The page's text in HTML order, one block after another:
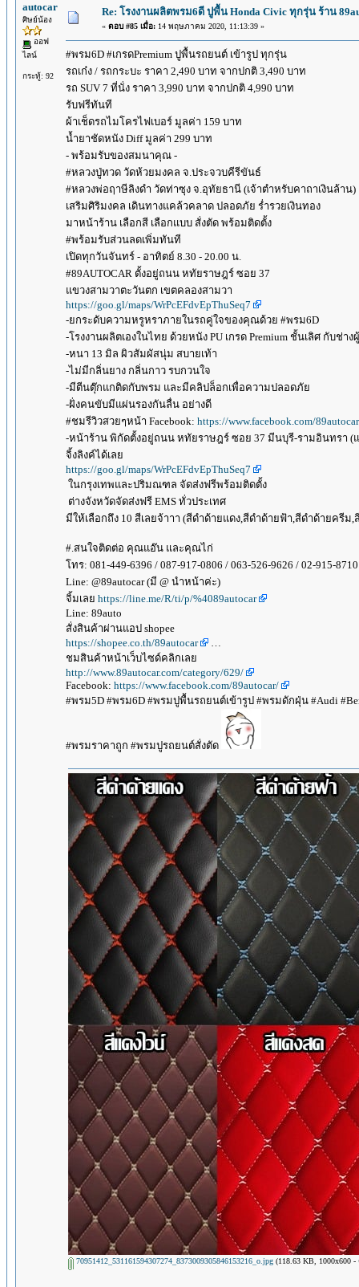
autocar
ศิษย์น้อง
ออฟ
ไลน์
กระทู้: 92
Re: โรงงานผลิตพรม6ดี ปูพื้น Honda Civic ทุกรุ่น ร้าน
« ตอบ #85 เมื่อ: 14 พฤษภาคม 2020, 11:13:39 »
#พรม6D #เกรดPremium ปูพื้นรถยนต์ เข้ารูป ทุกรุ่น
รถเก๋ง / รถกระบะ ราคา 2,490 บาท จากปกติ 3,490 บาท
รถ SUV 7 ที่นั่ง ราคา 3,990 บาท จากปกติ 4,990 บาท
รับฟรีทันที
ผ้าเช็ดรถไมโครไฟเบอร์ มูลค่า 159 บาท
น้ำยาชัดหนัง Diff มูลค่า 299 บาท
- พร้อมรับของสมนาคุณ -
#หลวงปู่ทวด วัดห้วยมงคล จ.ประจวบคีรีขันธ์
#หลวงพ่อฤาษีลิงดำ วัดท่าซุง จ.อุทัยธานี (เจ้าตำหรับคาถาเงินล้าน)
เสริมศิริมงคล เดินทางแคล้วคลาด ปลอดภัย ร่ำรวยเงินทอง
มาหน้าร้าน เลือกสี เลือกแบบ สั่งตัด พร้อมติดตั้ง
#พร้อมรับส่วนลดเพิ่มทันที
เปิดทุกวันจันทร์ - อาทิตย์ 8.30 - 20.00 น.
#89AUTOCAR ตั้งอยู่ถนน หทัยราษฎร์ ซอย 37
แขวงสามวาตะวันตก เขตคลองสามวา
https://goo.gl/maps/WrPcEFdvEpThuSeq7
-ยกระดับความหรูหราภายในรถคู่ใจของคุณด้วย #พรม6D
-โรงงานผลิตเองในไทย ด้วยหนัง PU เกรด Premium ชั้นเลิศ กับช่า
-หนา 13 มิล ผิวสัมผัสนุ่ม สบายเท้า
-ไม่มีกลิ่นยาง กลิ่นกาว รบกวนใจ
-มีตีนตุ๊กแกติดกับพรม และมีคลิปล็อกเพื่อความปลอดภัย
-ฝั่งคนขับมีแผ่นรองกันลื่น อย่างดี
#ชมรีวิวสวยๆหน้า Facebook: https://www.facebook.com/
-หน้าร้าน พิกัดตั้งอยู่ถนน หทัยราษฎร์ ซอย 37 มีนบุรี-รามอินทรา (
จิ้งลิงค์ได้เลย
https://goo.gl/maps/WrPcEFdvEpThuSeq7
ในกรุงเทพและปริมณฑล จัดส่งฟรีพร้อมติดตั้ง
ต่างจังหวัดจัดส่งฟรี EMS ทั่วประเทศ
มีให้เลือกถึง 10 สีเลยจ้าาา (สีดำด้ายแดง,สีดำด้ายฟ้า,สีดำด้ายค
#.สนใจติดต่อ คุณแอ๊น และคุณไก่
โทร: 081-449-6396 / 087-917-0806 / 063-526-9626 / 02-915-8710
Line: @89autocar (มี @ นำหน้าค่ะ)
จิ้มเลย https://line.me/R/ti/p/%4089autocar
Line: 89auto
สั่งสินค้าผ่านแอป shopee
https://shopee.co.th/89autocar
…
ชมสินค้าหน้าเว็บไซด์คลิกเลย
http://www.89autocar.com/category/629/
Facebook: https://www.facebook.com/89autocar/
#พรม5D #พรม6D #พรมปูพื้นรถยนต์เข้ารูป #พรมดักฝุ่น #Audi
#พรมราคาถูก #พรมปูรถยนต์สั่งตัด
70951412_531161594307274_8373009305846153216_o.jpg (118.63 KB, 1000x600